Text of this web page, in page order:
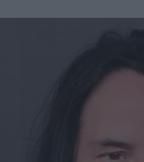
Γάμος